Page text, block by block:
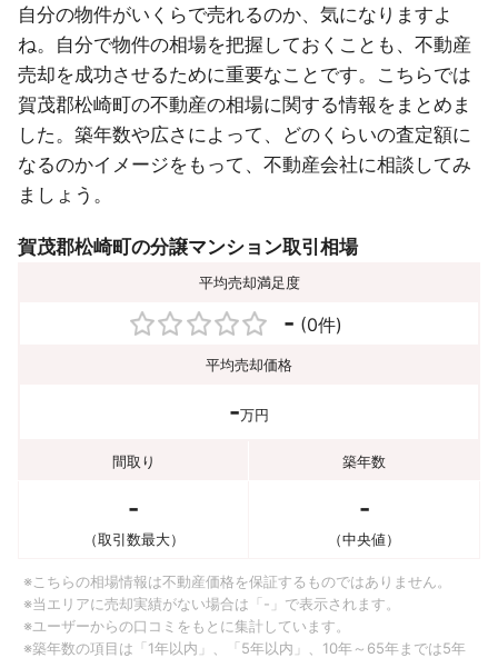
自分の物件がいくらで売れるのか、気になりますよ
ね。自分で物件の相場を把握しておくことも、不動産
売却を成功させるために重要なことです。こちらでは
賀茂郡松崎町の不動産の相場に関する情報をまとめま
した。築年数や広さによって、どのくらいの査定額に
なるのかイメージをもって、不動産会社に相談してみ
ましょう。
賀茂郡松崎町の分譲マンション取引相場
平均売却満足度
- (0件)
平均売却価格
-万円
間取り 築年数
-
（取引数最大）
-
（中央値）
※こちらの相場情報は不動産価格を保証するものではありません。
※当エリアに売却実績がない場合は「-」で表示されます。
※ユーザーからの口コミをもとに集計しています。
※築年数の項目は「1年以内」、「5年以内」、10年～65年までは5年